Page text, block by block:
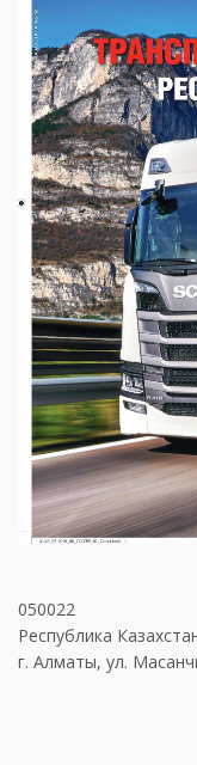
050022
Республика
г. Алматы, ул.